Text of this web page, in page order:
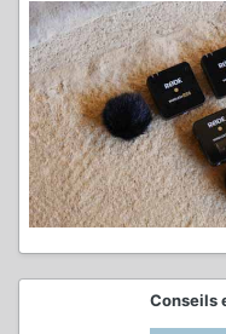
Conseils